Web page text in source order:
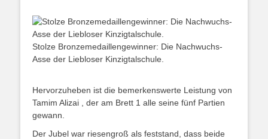
Stolze Bronzemedaillengewinner: Die Nachwuchs-
Asse der Liebloser Kinzigtalschule.
Hervorzuheben ist die bemerkenswerte Leistung von
Tamim Alizai , der am Brett 1 alle seine fünf Partien
gewann.
Der Jubel war riesengroß als feststand, dass beide